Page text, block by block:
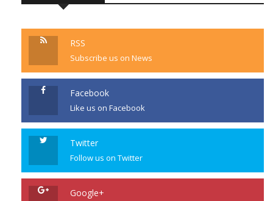
RSS
Subscribe us on News
Facebook
Like us on Facebook
Twitter
Follow us on Twitter
Google+